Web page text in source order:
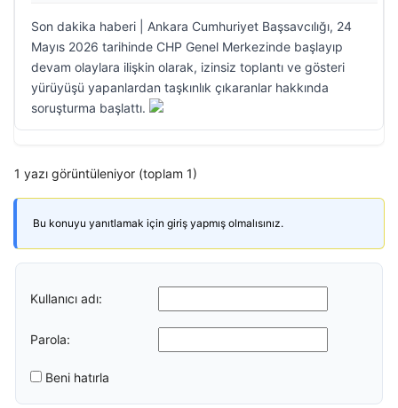
Son dakika haberi | Ankara Cumhuriyet Başsavcılığı, 24
Mayıs 2026 tarihinde CHP Genel Merkezinde başlayıp
devam olaylara ilişkin olarak, izinsiz toplantı ve gösteri
yürüyüşü yapanlardan taşkınlık çıkaranlar hakkında
soruşturma başlattı.
1 yazı görüntüleniyor (toplam 1)
Bu konuyu yanıtlamak için giriş yapmış olmalısınız.
Kullanıcı adı:
Parola:
Beni hatırla